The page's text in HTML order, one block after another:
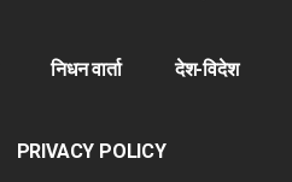
निधन वार्ता देश-विदेश
PRIVACY POLICY